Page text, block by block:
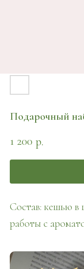
Подарочный
1 200 р.
Состав: кешью в
работы с